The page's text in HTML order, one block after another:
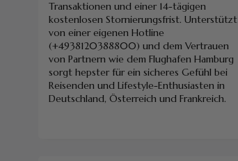
Transaktionen und einer 14-tägigen
kostenlosen Stornierungsfrist. Unterstützt
von einer eigenen Hotline
(+4938120388800) und dem Vertrauen
von Partnern wie dem Flughafen Hamburg
sorgt hepster für ein sicheres Gefühl bei
Reisenden und Lifestyle-Enthusiasten in
Deutschland, Österreich und Frankreich.